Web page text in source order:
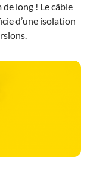
long ! Le câble
d’une isolation